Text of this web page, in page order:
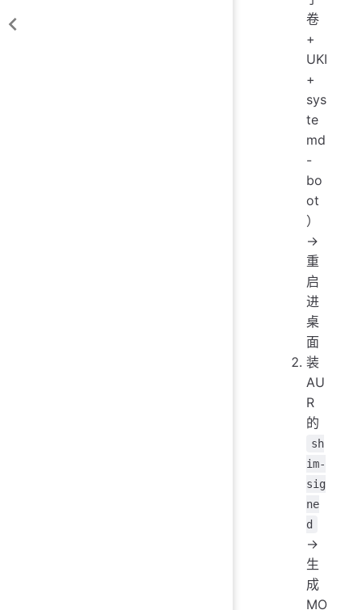
卷
+
UKI
+
sys
te
md
-
bo
ot
）
→
重
启
进
桌
面
装
AU
R
的
sh
im-
sig
ne
d
→
生
成
MO